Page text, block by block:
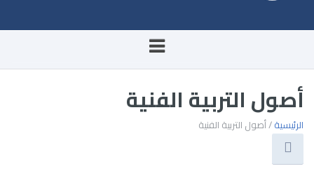
أصول التربية الفنية
الرئيسية/ أصول التربية الفنية